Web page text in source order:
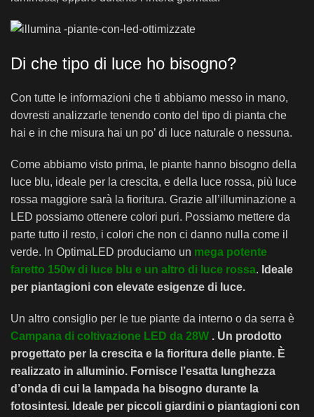
Di che tipo di luce ho bisogno?
Con tutte le informazioni che ti abbiamo messo in mano,
dovresti analizzarle tenendo conto del tipo di pianta che
hai e in che misura hai un po’ di luce naturale o nessuna.
Come abbiamo visto prima, le piante hanno bisogno della
luce blu, ideale per la crescita, e della luce rossa, più luce
rossa maggiore sarà la fioritura. Grazie all’illuminazione a
LED possiamo ottenere colori puri. Possiamo mettere da
parte tutto il resto, i colori che non ci danno nulla come il
verde. In OptimaLED produciamo un mega potente
faretto 150w di luce blu e un altro di luce rossa. Ideale
per piantagioni con elevate esigenze di luce.
Un altro consiglio per le tue piante da interno o da serra è
Campana di coltivazione LED da 28W . Un prodotto
progettato per la crescita e la fioritura delle piante. È
realizzato in alluminio. Fornisce l’esatta lunghezza
d’onda di cui la lampada ha bisogno durante la
fotosintesi. Ideale per piccoli giardini o piantagioni con